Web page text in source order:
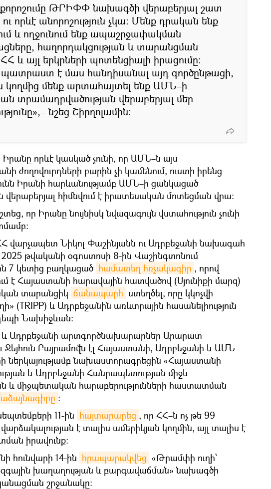
ԹՐԻՓՓ նախագծի վերաբերյալ շատ
որևէ անորոշություն չկա։ Մենք դրական ենք
և ողջունում ենք ապաշրջափակման
հաղորդակցության և տարանցման
ՀՀ և այլ երկրների պոտենցիալի իրացումը։
պատրաստ է մաս հանդիսանալ այդ գործընթացի,
կողմից մենք արտահայտել ենք ԱՄՆ–ի
տրամադրվածության վերաբերյալ մեր
նշեց Շիրղոլամին։
որևէ կասկած չունի, որ ԱՄՆ–ն այս
ժողովուրդների բարին չի կամենում, ուստի իրենց
Իրանի հարևանությամբ ԱՄՆ–ի ցանկացած
վերաբերյալ հիմնվում է իրատեսական մոտեցման վրա։
որ Իրանը նույնիսկ նվազագույն վստահություն չունի
վարչապետ Նիկոլ Փաշինյանն ու Ադրբեջանի նախագահ
2025 թվականի օգոստոսի 8-ին Վաշինգտոնում
7 կետից բաղկացած համատեղ հռչակագիր , որով
է Հայաստանի հարավային հատվածով (Սյունիքի մարզ)
տարանցիկ ճանապարհ ստեղծել, որը կկոչվի
(TRIPP) և Ադրբեջանին առևտրային հասանելիություն
Նախիջևան:
Ադրբեջանի արտգործնախարարներ Արարատ
Ջեյհուն Բայրամովն էլ Հայաստանի, Ադրբեջանի և ԱՄՆ
ներկայությամբ նախաստորագրեցին «Հայաստանի
և Ադրբեջանի Հանրապետության միջև
և միջպետական հարաբերությունների հաստատման
։
11-ին հայտարարեց , որ ՀՀ–ն ոչ թե 99
է տալիս ամերիկյան կողմին, այլ տալիս է
իրավունք։
հունվարի 14-ին հրապարակվեց «Թրամփի ուղի՝
խաղաղության և բարգավաճման» նախագծի
շրջանակը։